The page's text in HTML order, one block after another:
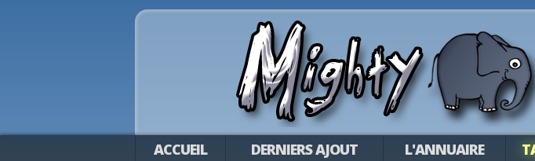
ACCUEIL DERNIERS AJOUT L'ANNUAIRE